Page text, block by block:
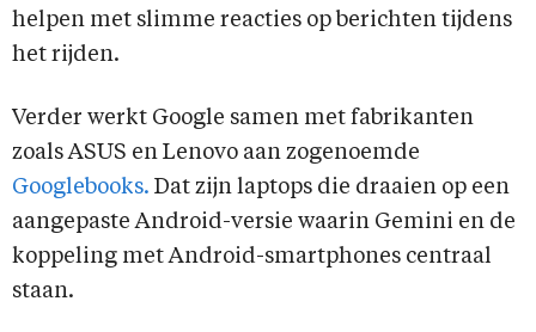
helpen met slimme reacties op berichten tijdens
het rijden.
Verder werkt Google samen met fabrikanten
zoals ASUS en Lenovo aan zogenoemde
Googlebooks. Dat zijn laptops die draaien op een
aangepaste Android-versie waarin Gemini en de
koppeling met Android-smartphones centraal
staan.